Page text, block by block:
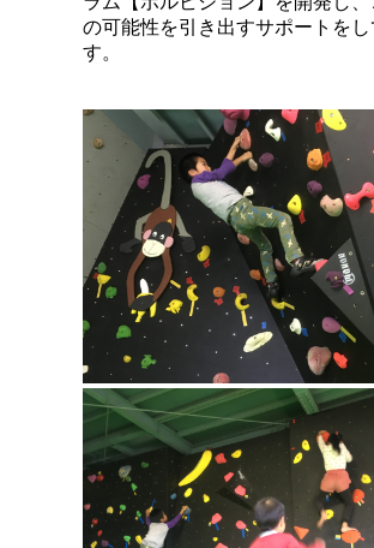
の可能性を引き出すサポートをし
す。